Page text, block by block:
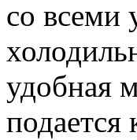
со всеми
удобная
подается